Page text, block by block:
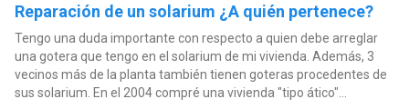
Reparación de un solarium ¿A quién pertenece?
Tengo una duda importante con respecto a quien debe arreglar
una gotera que tengo en el solarium de mi vivienda. Además, 3
vecinos más de la planta también tienen goteras procedentes de
sus solarium. En el 2004 compré una vivienda "tipo ático"...